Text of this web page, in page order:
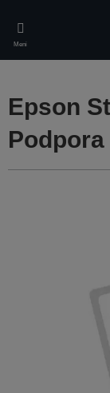
main
content
Meni
Epson
Podpora